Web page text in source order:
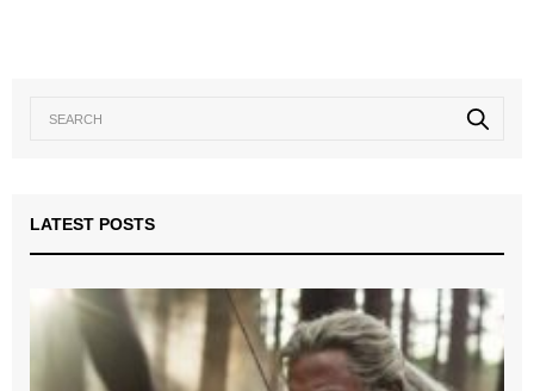
LATEST POSTS